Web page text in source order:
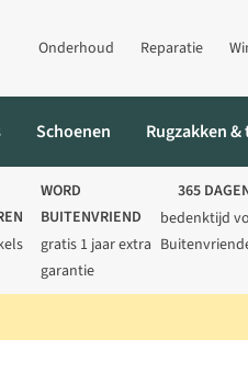
Onderhoud Reparatie
Schoenen Rugzakken &
WORD
BUITENVRIEND
gratis 1 jaar extra
garantie
365
bedenktijd